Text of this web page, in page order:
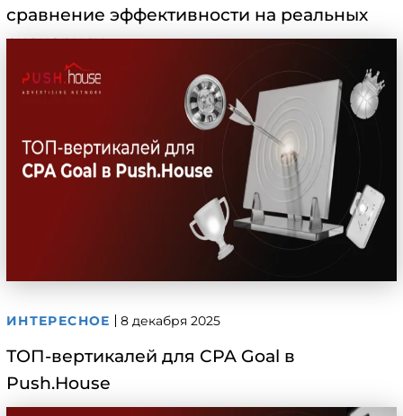
сравнение эффективности на реальных
сценариях
ИНТЕРЕСНОЕ 8 декабря 2025
ТОП-вертикалей для CPA Goal в
Push.House